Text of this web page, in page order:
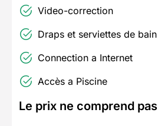
Video-correction
Draps et serviettes de bain
Connection a Internet
Accès a Piscine
Le prix ne comprend pas